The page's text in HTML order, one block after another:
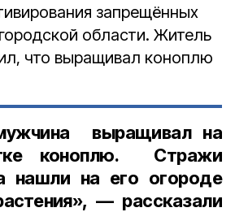
запрещённых
области. Житель
что выращивал коноплю
выращивал на
коноплю. Стражи
нашли на его огороде
— рассказали